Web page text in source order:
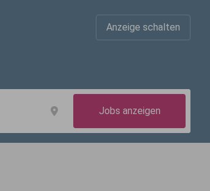
Anzeige schalten
Jobs anzeigen